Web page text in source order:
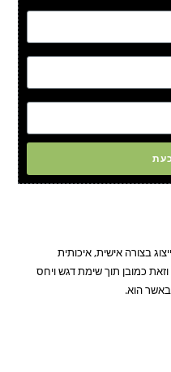
בצורה אישית, איכותית
כמובן תוך שימת דגש ויחס
באשר הוא.